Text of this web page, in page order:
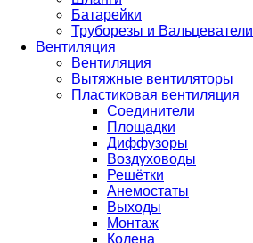
Батарейки
Труборезы и Вальцеватели
Вентиляция
Вентиляция
Вытяжные вентиляторы
Пластиковая вентиляция
Соединители
Площадки
Диффузоры
Воздуховоды
Решётки
Анемостаты
Выходы
Монтаж
Колена